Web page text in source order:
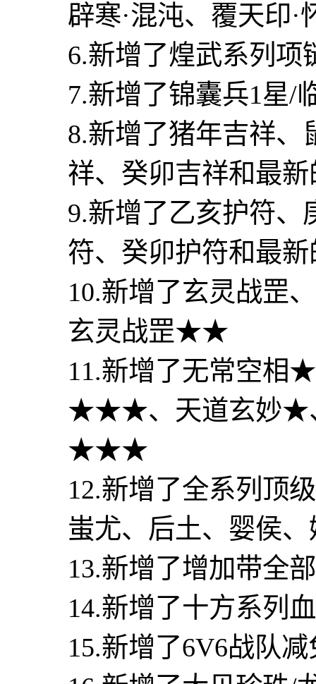
辟寒·混沌、覆天印·
6.新增了煌武系列项
7.新增了锦囊兵1星/
8.新增了猪年吉祥、
祥、癸卯吉祥和最
9.新增了乙亥护符、
符、癸卯护符和最
10.新增了玄灵战
玄灵战罡★★
11.新增了无常空
★★★、天道玄妙★
★★★
12.新增了全系列顶
蚩尤、后土、婴侯
13.新增了增加带全
14.新增了十方系列
15.新增了6V6战队